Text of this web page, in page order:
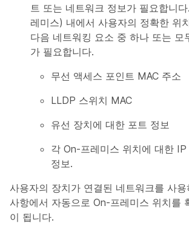
트 또는 네트워크 정보가 필요합니
레미스) 내에서 사용자의 정확한 위
다음 네트워킹 요소 중 하나 또는 모
가 필요합니다.
무선 액세스 포인트 MAC 주소
LLDP 스위치 MAC
유선 장치에 대한 포트 정보
각 On-프레미스 위치에 대한 IP
정보.
사용자의 장치가 연결된 네트워크를 사
사항에서 자동으로 On-프레미스 위치를
이 됩니다.